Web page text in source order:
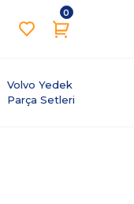
0
Volvo Yedek
Parça Setleri